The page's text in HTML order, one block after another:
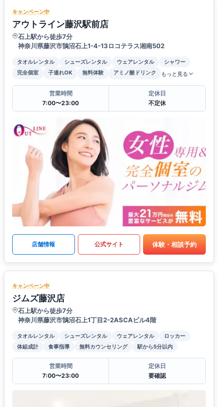
キャンペーン中
アウトライン藤沢駅前店
石上駅から徒歩7分
神奈川県藤沢市鵠沼石上1-4-13ロコテラス湘南502
タオルレンタル シューズレンタル ウェアレンタル
シャワー
完全個室
子連れOK 無料体験 アミノ酸ドリンク もっと見る
営業時間
7:00〜23:00
定休日
不定休
店舗情報 公式サイト 体験・相談予約
キャンペーン中
ジムズ藤沢店
石上駅から徒歩7分
神奈川県藤沢市鵠沼石上1丁目2-2ASCAビル4階
タオルレンタル シューズレンタル ウェアレンタル
ロッカー
体組成計
食事指導 無料カウンセリング 駅から5分以内
営業時間
7:00〜23:00
定休日
要確認